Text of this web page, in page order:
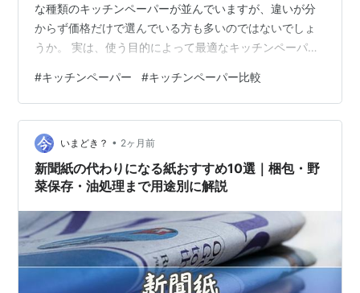
な種類のキッチンペーパーが並んでいますが、違いが分
からず価格だけで選んでいる方も多いのではないでしょ
うか。 実は、使う目的によって最適なキッチンペーパー
魚のドリップ取りには厚手タイプ、テーブル掃除やちょ
っとした汚れ拭きには薄手タイプが向いています。 間違
った商品を選ぶと、何枚も重ねて使うことになり、結果
的にコスパが悪くなることもあります。 そこで今回は、
楽天市場でも人気のキッチンペーパーを比較しながら、
厚手・薄手それぞれのメリットやおすすめ商…
#キッチンペーパー #キッチンペーパー比較
いまどき？ • 2ヶ月前
新聞紙の代わりになる紙おすすめ10選｜梱包・野
菜保存・油処理まで用途別に解説